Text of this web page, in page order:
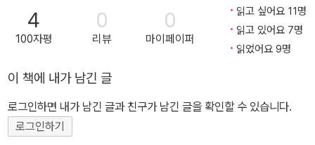
『이펙티브 자바 3판』이 언제 나오는지 궁금해했습니다. 대폭 개선되
었던 자바 6 때 『이펙티브 자바 2판』이 나왔던 것처럼 3판이 나올 때
없으니까요." - 박성철, 우아한형제들 재직 "『이펙티브 자바』는 자바
언어의 초창기부터 대가의 목소리를 들을 수 있었던 훌륭한 책입니
다. 3판에서는 자바 9의 '플랫폼 모듈화'를 다룬 내용을 포함하여 더
4
100자평
0
리뷰
0
마이페이퍼
읽고 싶어요 11명
읽고 있어요 7명
읽었어요 9명
이 책에 내가 남긴 글
로그인하면 내가 남긴 글과 친구가 남긴 글을 확인할 수 있습니다.
로그인하기